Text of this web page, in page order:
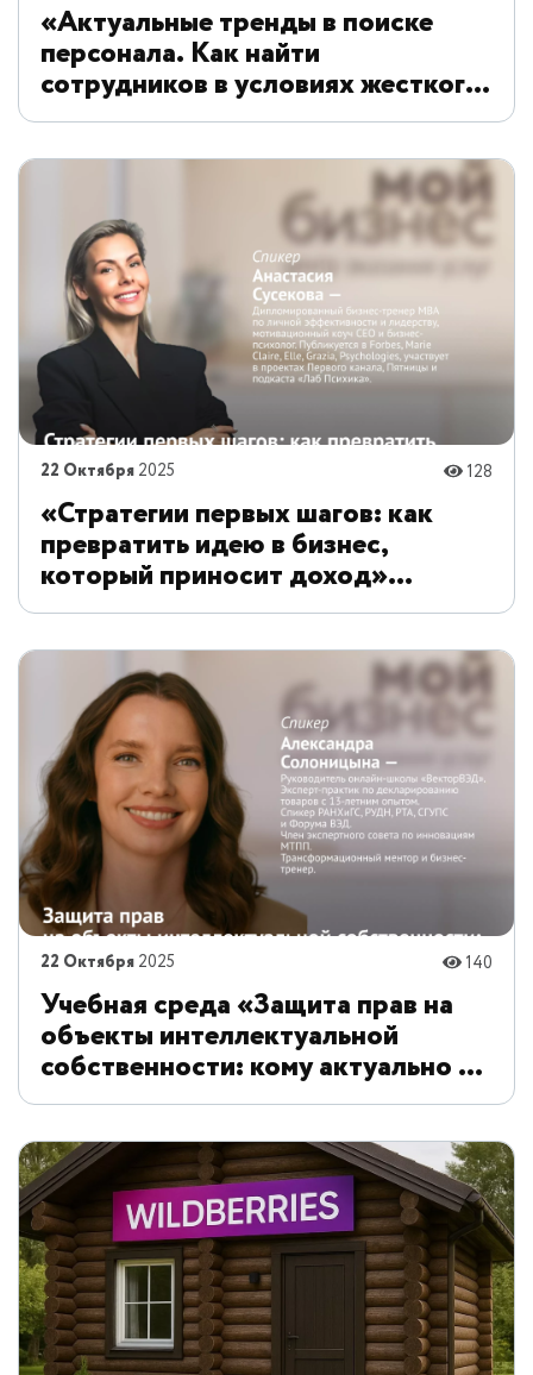
«Актуальные тренды в поиске
персонала. Как найти
сотрудников в условиях жесткого
дефицита кадров»
22 Октября 2025 128
«Стратегии первых шагов: как
превратить идею в бизнес,
который приносит доход»
Учебная среда «Стратегии первых
бизнес, который приносит доход»
22 Октября 2025 140
Учебная среда «Защита прав на
объекты интеллектуальной
собственности: кому актуально и
как это правильно делать»